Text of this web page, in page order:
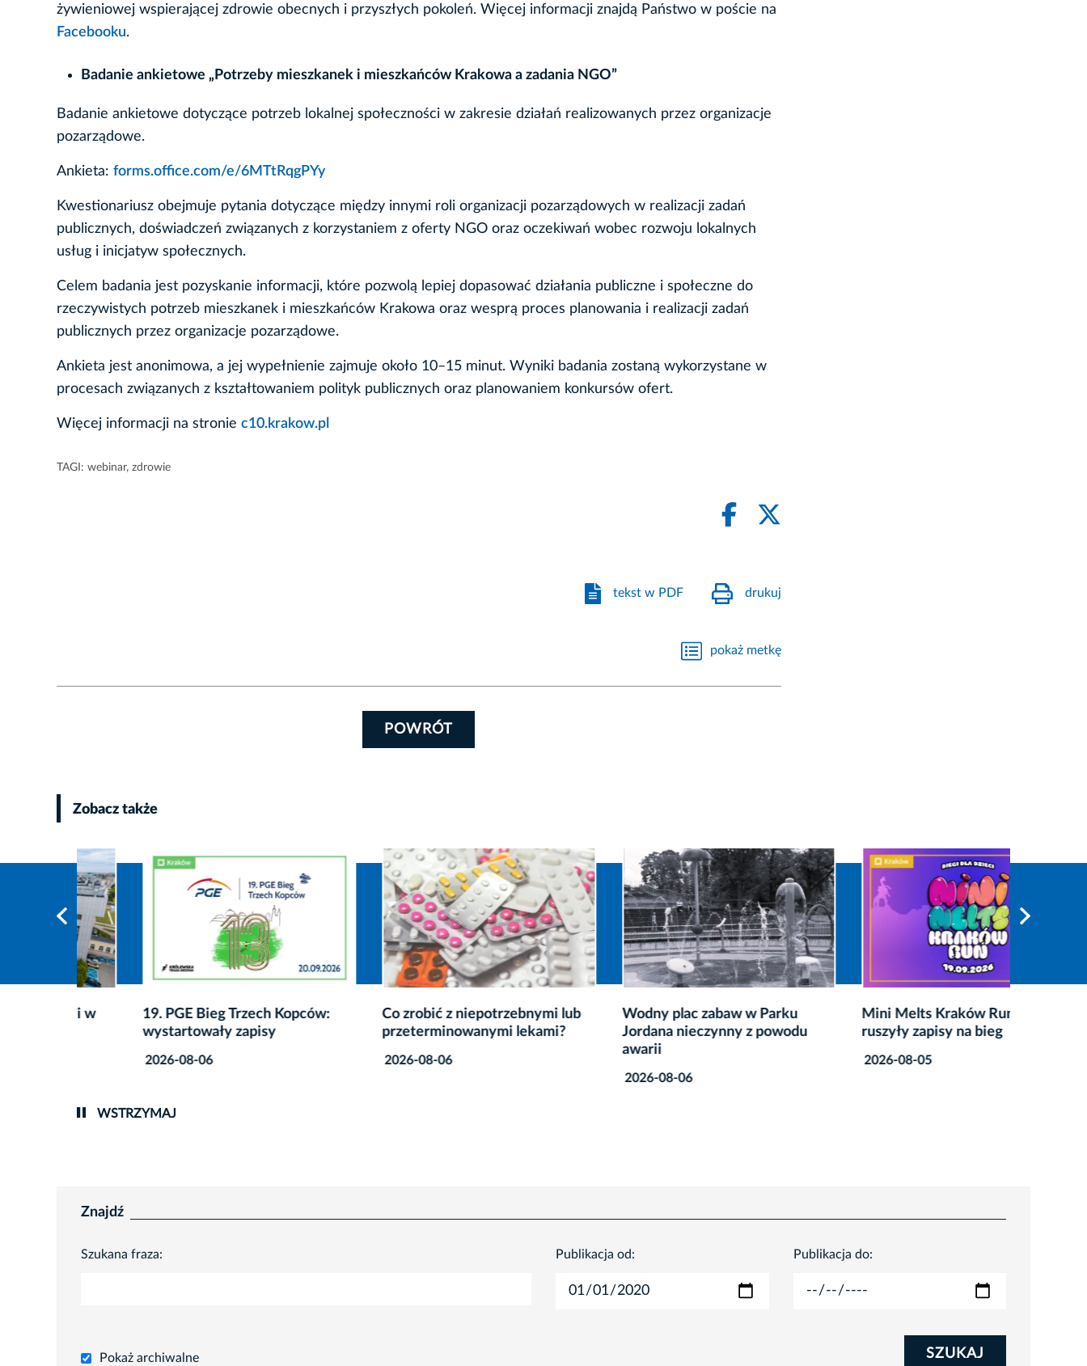
żywieniowej wspierającej zdrowie obecnych i przyszłych pokoleń. Więcej informacji znajdą Państwo w poście na
Facebooku.
Badanie ankietowe „Potrzeby mieszkanek i mieszkańców Krakowa a zadania NGO”
Badanie ankietowe dotyczące potrzeb lokalnej społeczności w zakresie działań realizowanych przez organizacje
pozarządowe.
Ankieta: forms.office.com/e/6MTtRqgPYy
Kwestionariusz obejmuje pytania dotyczące między innymi roli organizacji pozarządowych w realizacji zadań
publicznych, doświadczeń związanych z korzystaniem z oferty NGO oraz oczekiwań wobec rozwoju lokalnych
usług i inicjatyw społecznych.
Celem badania jest pozyskanie informacji, które pozwolą lepiej dopasować działania publiczne i społeczne do
rzeczywistych potrzeb mieszkanek i mieszkańców Krakowa oraz wesprą proces planowania i realizacji zadań
publicznych przez organizacje pozarządowe.
Ankieta jest anonimowa, a jej wypełnienie zajmuje około 10–15 minut. Wyniki badania zostaną wykorzystane w
procesach związanych z kształtowaniem polityk publicznych oraz planowaniem konkursów ofert.
Więcej informacji na stronie c10.krakow.pl
TAGI: webinar, zdrowie
tekst w PDF drukuj
pokaż metkę
POWRÓT
Zobacz także
19. PGE Bieg Trzech Kopców:
wystartowały zapisy
2026-08-06
Co zrobić z niepotrzebnymi lub
przeterminowanymi lekami?
2026-08-06
Wodny plac zabaw w Parku
Jordana nieczynny z powodu
2026-08-06
Mini Melts Kraków Run 2026:
ruszyły zapisy na bieg
2026-08-05
WSTRZYMAJ
Znajdź
Szukana fraza: Publikacja od: Publikacja do:
Pokaż archiwalne SZUKAJ